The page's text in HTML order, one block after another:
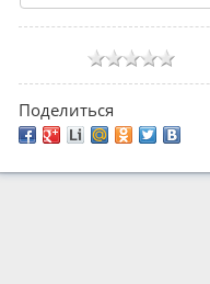
Поделиться